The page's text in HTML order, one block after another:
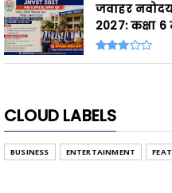
जवाहर नवोदय
2027: कक्षा 6
CLOUD LABELS
BUSINESS ENTERTAINMENT